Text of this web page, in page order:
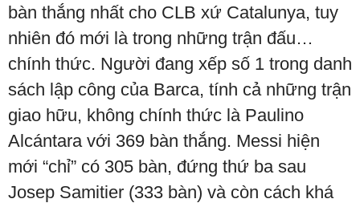
bàn thắng nhất cho CLB xứ Catalunya, tuy
nhiên đó mới là trong những trận đấu…
chính thức. Người đang xếp số 1 trong danh
sách lập công của Barca, tính cả những trận
giao hữu, không chính thức là Paulino
Alcántara với 369 bàn thắng. Messi hiện
mới “chỉ” có 305 bàn, đứng thứ ba sau
Josep Samitier (333 bàn) và còn cách khá